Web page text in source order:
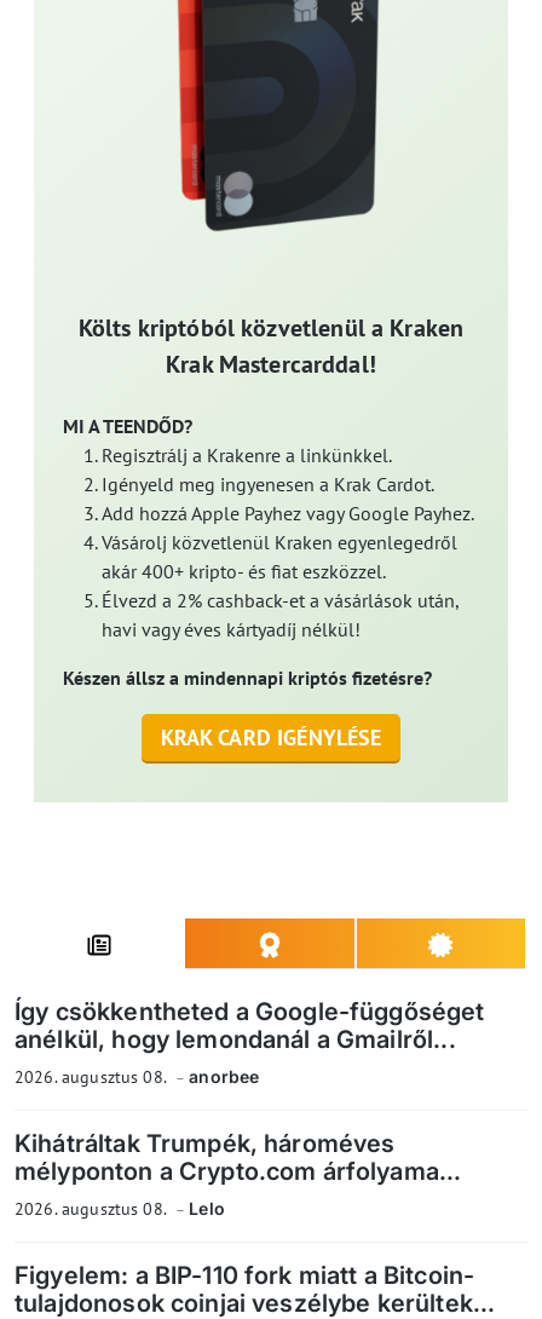
Költs kriptóból közvetlenül a Kraken
Krak Mastercarddal!
MI A TEENDŐD?
Regisztrálj a Krakenre a linkünkkel.
Igényeld meg ingyenesen a Krak Cardot.
Add hozzá Apple Payhez vagy Google Payhez.
Vásárolj közvetlenül Kraken egyenlegedről
akár 400+ kripto- és fiat eszközzel.
Élvezd a 2% cashback-et a vásárlások után,
havi vagy éves kártyadíj nélkül!
Készen állsz a mindennapi kriptós fizetésre?
KRAK CARD IGÉNYLÉSE
Így csökkentheted a Google-függőséget
anélkül, hogy lemondanál a Gmailről...
2026. augusztus 08. anorbee
Kihátráltak Trumpék, hároméves
mélyponton a Crypto.com árfolyama...
2026. augusztus 08. Lelo
Figyelem: a BIP-110 fork miatt a Bitcoin-
tulajdonosok coinjai veszélybe kerültek...